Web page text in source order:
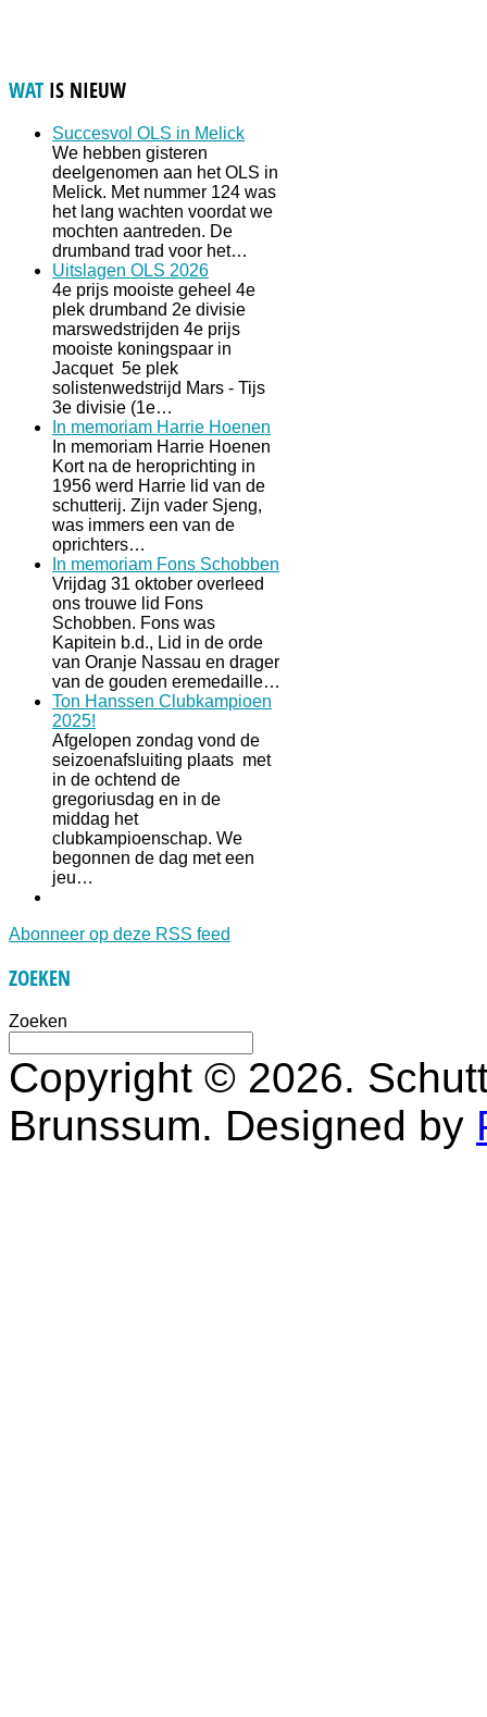
WAT IS NIEUW
Succesvol OLS in Melick
We hebben gisteren
deelgenomen aan het OLS in
Melick. Met nummer 124 was
het lang wachten voordat we
mochten aantreden. De
drumband trad voor het…
Uitslagen OLS 2026
4e prijs mooiste geheel 4e
plek drumband 2e divisie
marswedstrijden 4e prijs
mooiste koningspaar in
Jacquet 5e plek
solistenwedstrijd Mars - Tijs
3e divisie (1e…
In memoriam Harrie Hoenen
In memoriam Harrie Hoenen
Kort na de heroprichting in
1956 werd Harrie lid van de
schutterij. Zijn vader Sjeng,
was immers een van de
oprichters…
In memoriam Fons Schobben
Vrijdag 31 oktober overleed
ons trouwe lid Fons
Schobben. Fons was
Kapitein b.d., Lid in de orde
van Oranje Nassau en drager
van de gouden eremedaille…
Ton Hanssen Clubkampioen
2025!
Afgelopen zondag vond de
seizoenafsluiting plaats met
in de ochtend de
gregoriusdag en in de
middag het
clubkampioenschap. We
begonnen de dag met een
jeu…
Abonneer op deze RSS feed
ZOEKEN
Zoeken
Copyright © 2026.
Brunssum. Designed by